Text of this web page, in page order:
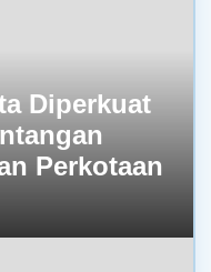
Diperkuat
Perkotaan